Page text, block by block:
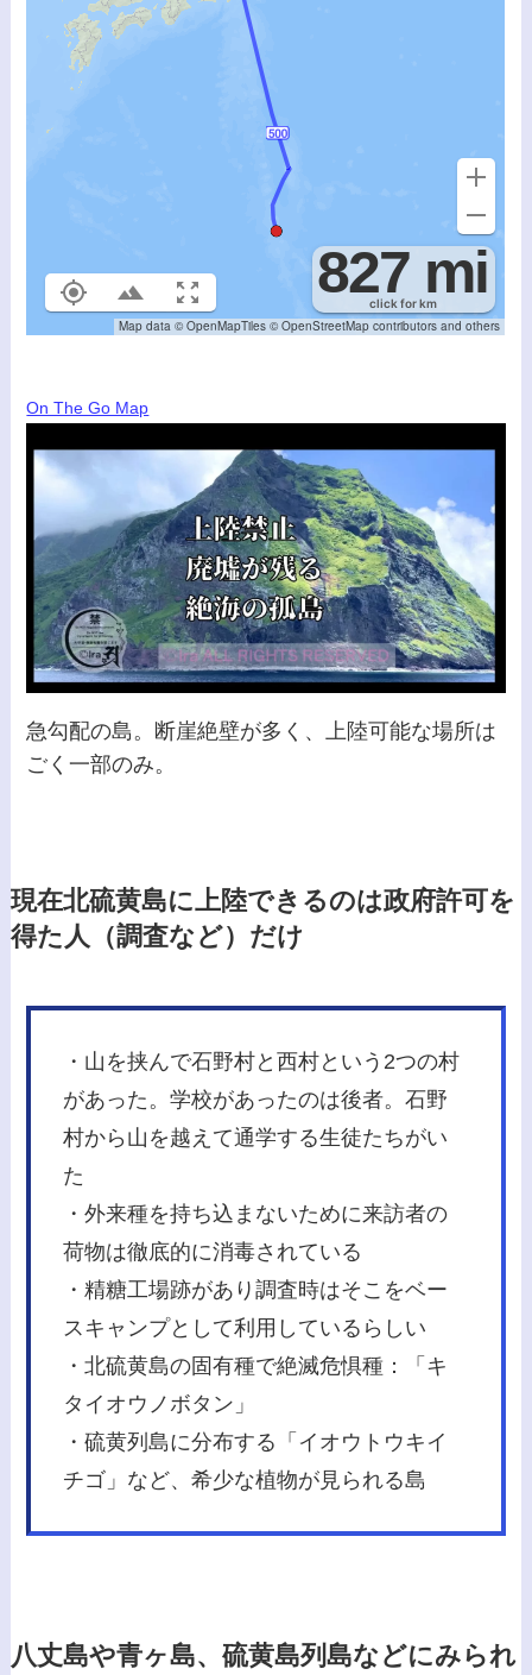
On The Go Map
急勾配の島。断崖絶壁が多く、上陸可能な場所は
ごく一部のみ。
現在北硫黄島に上陸できるのは政府許可を
得た人（調査など）だけ
・山を挟んで石野村と西村という2つの村
があった。学校があったのは後者。石野
村から山を越えて通学する生徒たちがい
た
・外来種を持ち込まないために来訪者の
荷物は徹底的に消毒されている
・精糖工場跡があり調査時はそこをベー
スキャンプとして利用しているらしい
・北硫黄島の固有種で絶滅危惧種：「キ
タイオウノボタン」
・硫黄列島に分布する「イオウトウキイ
チゴ」など、希少な植物が見られる島
八丈島や青ヶ島、硫黄島列島などにみられ